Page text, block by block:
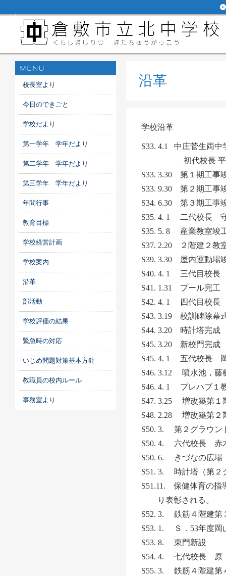
校長室より
今日のできごと
学校だより
第一学年 学年だより
第二学年 学年だより
第三学年 学年だより
年間行事
教育目標
学校経営計画
学校案内
沿革
部活動
学校評価の結果
緊急時の対応
いじめ問題対策基本方針
教職員の校内ルール
事務室より
沿革
学校沿革
S33. 4.1 中庄菅生両中
初代校長 平
S33. 3.30 第１期工事
S33. 9.30 第２期工事
S34. 6.30 第３期工事
S35. 4. 1 二代校長
S35. 5. 8 産業教室竣
S37. 2.20 ２階建２教
S39. 3.30 屋内運動場
S40. 4. 1 三代目校
S41. 1.31 プール完工
S42. 4. 1 四代目校
S43. 3.19 校訓碑除幕
S44. 3.20 時計塔完成
S45. 3.20 新校門完成
S45. 4. 1 五代校長
S46. 3.12 噴水池，藤
S46. 4. 1 プレハブ１
S47. 3.25 増改築第１
S48. 2.28 増改築第２
S50. 3. 第２グラウン
S50. 4. 六代校長 赤
S50. 6. きづなの広場
S51. 3. 時計塔（第２
S51.11. 保健体育の
り表彰される。
S52. 3. 鉄筋４階建第
S53. 1. Ｓ．53年度岡
S53. 8. 東門新設
S54. 4. 七代校長
S55. 3. 鉄筋４階建第